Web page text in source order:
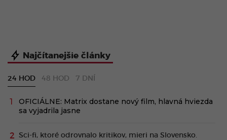
Najčítanejšie články
24 HOD 48 HOD 7 DNÍ
OFICIÁLNE: Matrix dostane nový film, hlavná hviezda
sa vyjadrila jasne
Sci-fi, ktoré odrovnalo kritikov, mieri na Slovensko.